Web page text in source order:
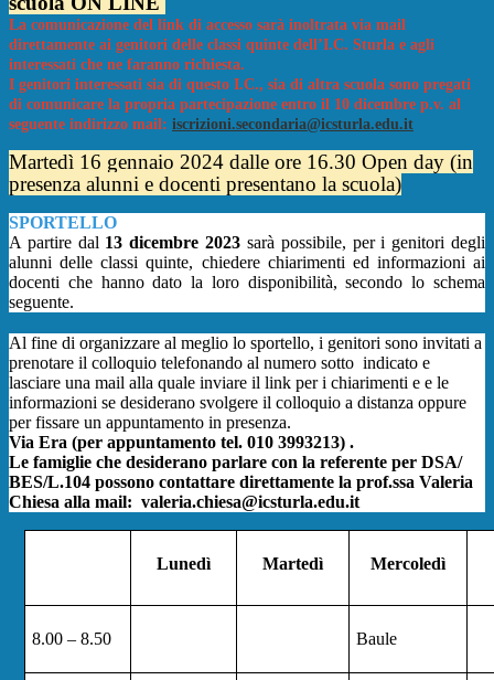
La comunicazione del link di accesso sarà inoltrata via mail
direttamente ai genitori delle classi quinte dell’I.C. Sturla e agli
interessati che ne faranno richiesta.
I genitori interessati sia di questo I.C., sia di altra scuola sono pregati
di comunicare la propria partecipazione entro il 10 dicembre p.v. al
seguente indirizzo mail: iscrizioni.secondaria@icsturla.edu.it
Martedì 16 gennaio 2024 dalle ore 16.30 Open day (in
presenza alunni e docenti presentano la scuola)
SPORTELLO
A partire dal 13 dicembre 2023 sarà possibile, per i genitori degli
alunni delle classi quinte, chiedere chiarimenti ed informazioni ai
docenti che hanno dato la loro disponibilità, secondo lo schema
seguente.
Al fine di organizzare al meglio lo sportello, i genitori sono invitati a
prenotare il colloquio telefonando al numero sotto indicato e
lasciare una mail alla quale inviare il link per i chiarimenti e e le
informazioni se desiderano svolgere il colloquio a distanza oppure
per fissare un appuntamento in presenza.
Via Era (per appuntamento tel. 010 3993213) .
Le famiglie che desiderano parlare con la referente per DSA/
BES/L.104 possono contattare direttamente la prof.ssa Valeria
Chiesa alla mail: valeria.chiesa@icsturla.edu.it
Lunedì Martedì Mercoledì
8.00 – 8.50 Baule